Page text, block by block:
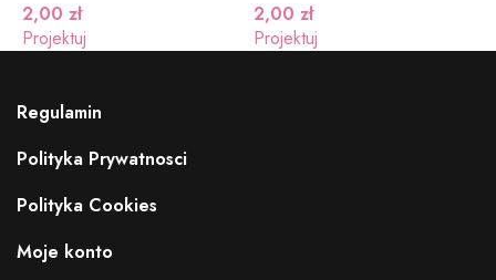
2,00 zł
Projektuj
2,00 zł
Projektuj
Regulamin
Polityka Prywatnosci
Polityka Cookies
Moje konto